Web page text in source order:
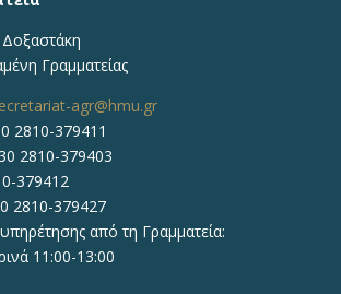
Γραμματείας
agr@hmu.gr
2810-379411
379403
379412
2810-379427
από τη Γραμματεία:
11:00-13:00